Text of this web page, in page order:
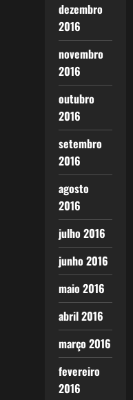
dezembro
2016
novembro
2016
outubro
2016
setembro
2016
agosto
2016
julho 2016
junho 2016
maio 2016
abril 2016
março 2016
fevereiro
2016